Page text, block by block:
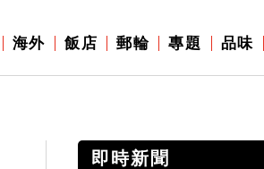
海外 飯店 郵輪 專題 品味
即時新聞